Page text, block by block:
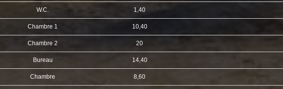
W.C. 1,40
Chambre 1 10,40
Chambre 2 20
Bureau 14,40
Chambre 8,60